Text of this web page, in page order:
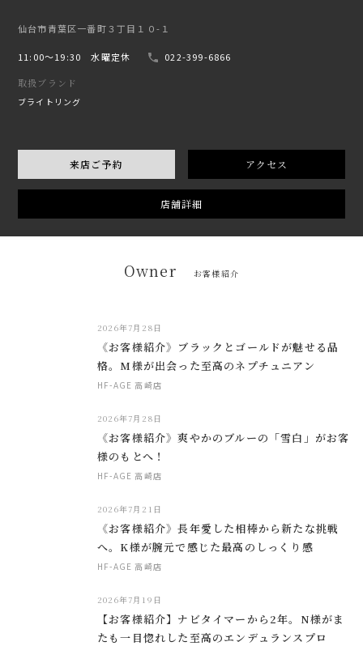
仙台市青葉区一番町３丁目１０-１
11:00〜19:30 水曜定休
022-399-6866
取扱ブランド
ブライトリング
来店ご予約 アクセス
店舗詳細
Owner お客様紹介
2026年7月28日
《お客様紹介》ブラックとゴールドが魅せる品
格。M様が出会った至高のネプチュニアン
HF-AGE 高崎店
2026年7月28日
《お客様紹介》爽やかのブルーの「雪白」がお客
様のもとへ！
HF-AGE 高崎店
2026年7月21日
《お客様紹介》長年愛した相棒から新たな挑戦
へ。K様が腕元で感じた最高のしっくり感
HF-AGE 高崎店
2026年7月19日
【お客様紹介】ナビタイマーから2年。N様がま
たも一目惚れした至高のエンデュランスプロ